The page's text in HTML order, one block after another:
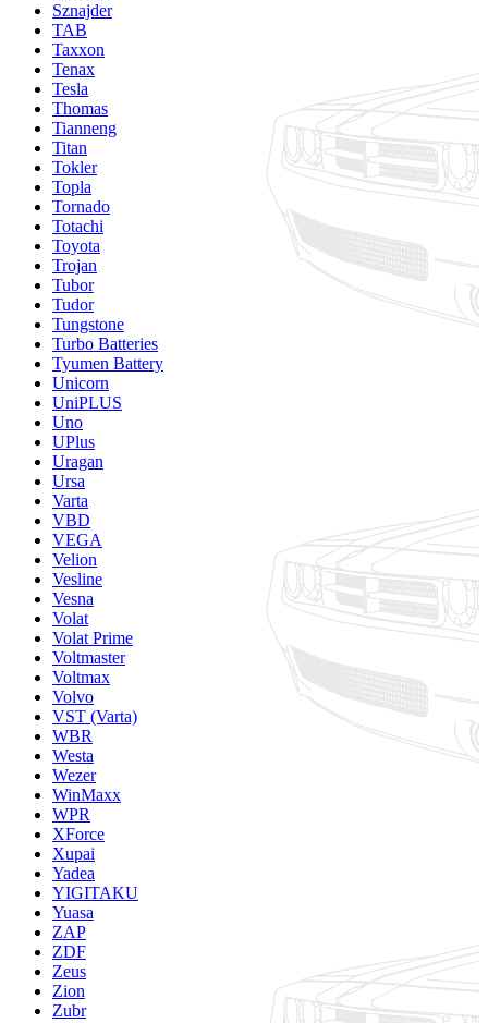
Sznajder
TAB
Taxxon
Tenax
Tesla
Thomas
Tianneng
Titan
Tokler
Topla
Tornado
Totachi
Toyota
Trojan
Tubor
Tudor
Tungstone
Turbo Batteries
Tyumen Battery
Unicorn
UniPLUS
Uno
UPlus
Uragan
Ursa
Varta
VBD
VEGA
Velion
Vesline
Vesna
Volat
Volat Prime
Voltmaster
Voltmax
Volvo
VST (Varta)
WBR
Westa
Wezer
WinMaxx
WPR
XForce
Xupai
Yadea
YIGITAKU
Yuasa
ZAP
ZDF
Zeus
Zion
Zubr